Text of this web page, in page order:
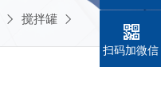
搅拌罐
扫码加微信